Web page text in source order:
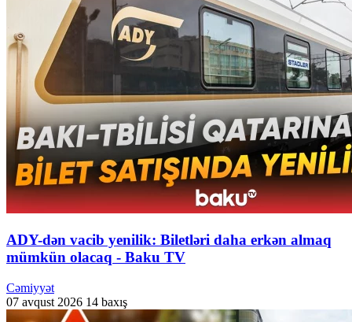
ADY-dən vacib yenilik: Biletləri daha erkən almaq
mümkün olacaq - Baku TV
Cəmiyyət
07 avqust 2026 14 baxış